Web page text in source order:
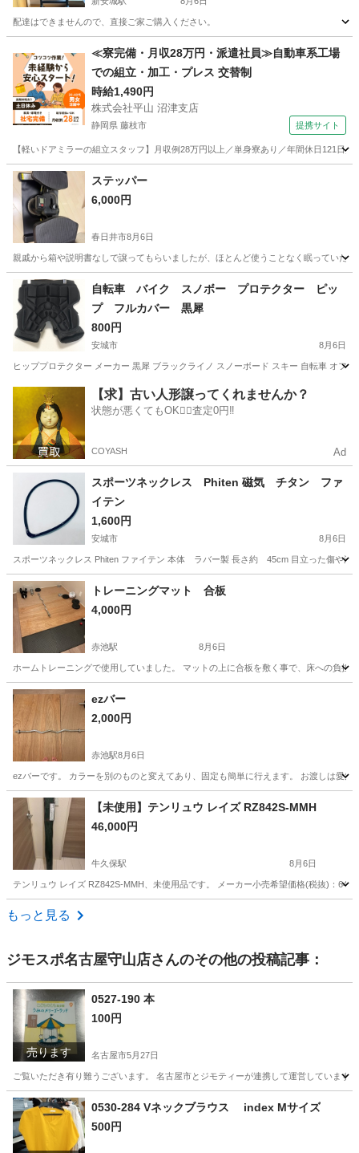
配達はできませんので、直接ご家ご購入ください。
新安城駅 フィットネス、トレーニング
≪寮完備・月収28万円・派遣社員≫自動車系工場
での組立・加工・プレス 交替制
時給1,490円
株式会社平山 沼津支店
静岡県 藤枝市 提携サイト
【軽いドアミラーの組立スタッフ】月収例28万円以上／単身寮あり／年間休日121
静岡 藤枝市
ステッパー
6,000円
春日井市8月6日
親戚から箱や説明書なしで譲ってもらいましたが、ほとんど使うことなく眠ってい
愛知 春日井市 フィットネス、トレーニング ステッパー
自転車 バイク スノボー プロテクター ピッ
プ フルカバー 黒犀
800円
安城市 8月6日
ヒッププロテクター メーカー 黒犀 ブラックライノ スノーボード スキー 自転車 オフ
スノーボード プロテクター
【求】古い人形譲ってくれませんか？
状態が悪くてもOK🙆‍♀️査定0円‼️
COYASH Ad
スポーツネックレス Phiten 磁気 チタン ファ
イテン
1,600円
安城市 8月6日
スポーツネックレス Phiten ファイテン 本体 ラバー製 長さ約 45cm 目立った傷や汚
愛知 安城市 ファイテン
トレーニングマット 合板
4,000円
赤池駅 8月6日
ホームトレーニングで使用していました。 マットの上に合板を敷く事で、床への負
愛知 日進市 赤池駅
ezバー
2,000円
赤池駅8月6日
ezバーです。 カラーを別のものと変えてあり、固定も簡単に行えます。 お渡しは愛知
愛知 日進市 赤池駅 フィットネス、トレーニング
【未使用】テンリュウ レイズ RZ842S-MMH
46,000円
牛久保駅 8月6日
テンリュウ レイズ RZ842S-MMH、未使用品です。 メーカー小売希望価格(税抜)：
愛知 豊川市
もっと見る
ジモスポ名古屋守山店さんのその他の投稿記事：
売ります
0527-190 本
100円
名古屋市5月27日
ご覧いただき有り難うございます。 名古屋市とジモティーが連携して運営してい
愛知 名古屋市 リユース
0530-284 Vネックブラウス index Mサイズ
500円